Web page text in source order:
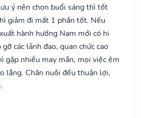
ý nên chọn buổi sáng thì tốt
giảm đi mất 1 phần tốt. Nếu
hành hướng Nam mới có hi
các lãnh đạo, quan chức cao
gặp nhiều may mắn, mọi việc êm
lắng. Chăn nuôi đều thuận lợi,